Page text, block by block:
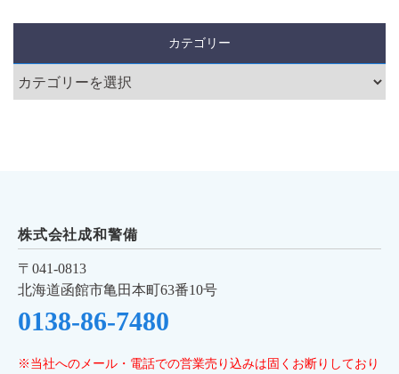
カテゴリー
株式会社成和警備
〒041-0813
北海道函館市亀田本町63番10号
0138-86-7480
※当社へのメール・電話での営業売り込みは固くお断りしており